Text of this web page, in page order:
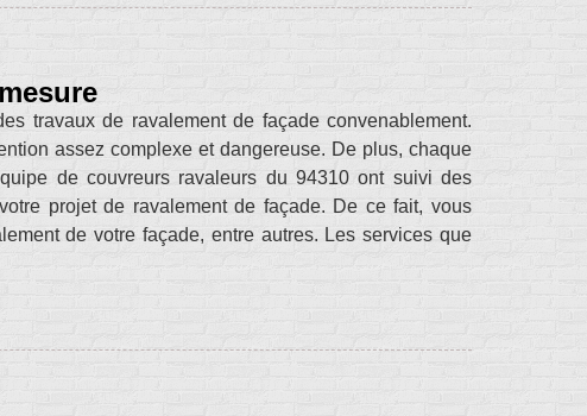
travaux de ravalement de façade convenablement.
assez complexe et dangereuse. De plus, chaque
de couvreurs ravaleurs du 94310 ont suivi des
projet de ravalement de façade. De ce fait, vous
de votre façade, entre autres. Les services que